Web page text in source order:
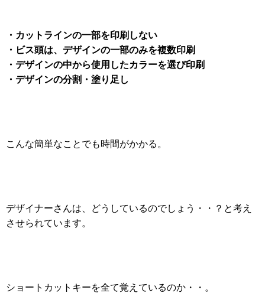
・カットラインの一部を印刷しない
・ビス頭は、デザインの一部のみを複数印刷
・デザインの中から使用したカラーを選び印刷
・デザインの分割・塗り足し
こんな簡単なことでも時間がかかる。
デザイナーさんは、どうしているのでしょう・・？と考え
させられています。
ショートカットキーを全て覚えているのか・・。